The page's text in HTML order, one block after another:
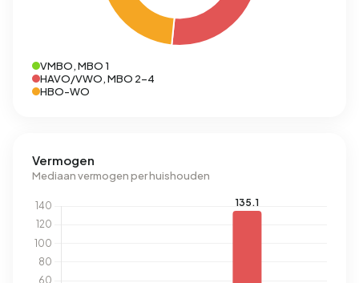
VMBO, MBO 1
HAVO/VWO, MBO 2-4
HBO-WO
Vermogen
Mediaan vermogen per huishouden